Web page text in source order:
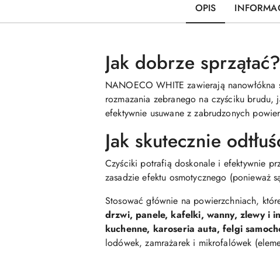
OPIS
Jak dobrze sprzątać?
NANOECO WHITE zawierają
rozmazania zebranego na czyściku brudu,
efektywnie usuwane z zabrudzonych
Jak skutecznie
Czyściki potrafią doskonale i efektywnie
zasadzie efektu osmotycznego (ponieważ
Stosować głównie na powierzchniach,
drzwi, panele, kafelki, wanny, zlewy i
kuchenne, karoseria auta, felgi
lodówek, zamrażarek i mikrofalówek